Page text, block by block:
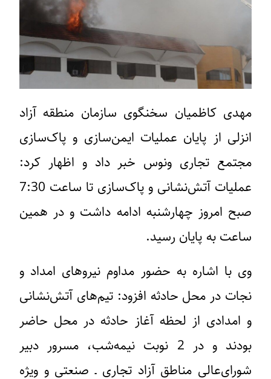
مهدی کاظمیان سخنگوی سازمان منطقه آزاد
انزلی از پایان عملیات ایمن‌سازی و پاک‌سازی
مجتمع تجاری ونوس خبر داد و اظهار کرد:
عملیات آتش‌نشانی و پاک‌سازی تا ساعت 7:30
صبح امروز چهارشنبه ادامه داشت و در همین
ساعت به پایان رسید.
وی با اشاره به حضور مداوم نیروهای امداد و
نجات در محل حادثه افزود: تیم‌های آتش‌نشانی
و امدادی از لحظه آغاز حادثه در محل حاضر
بودند و در 2 نوبت نیمه‌شب، مسرور دبیر
شورای‌عالی مناطق آزاد تجاری ـ صنعتی و ویژه